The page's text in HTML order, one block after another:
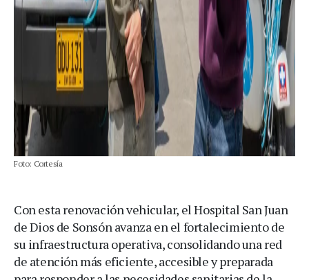
Foto: Cortesía
Con esta renovación vehicular, el Hospital San Juan
de Dios de Sonsón avanza en el fortalecimiento de
su infraestructura operativa, consolidando una red
de atención más eficiente, accesible y preparada